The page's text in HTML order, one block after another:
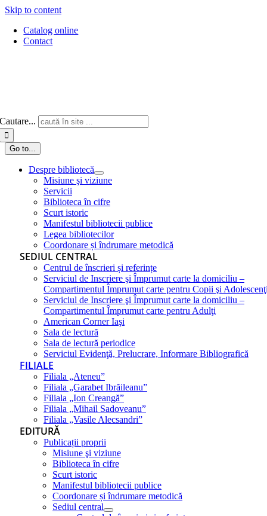
Skip to content
Catalog online
Contact
Cautare...
Go to...
Despre bibliotecă
Misiune şi viziune
Servicii
Biblioteca în cifre
Scurt istoric
Manifestul bibliotecii publice
Legea bibliotecilor
Coordonare și îndrumare metodică
SEDIUL CENTRAL
Centrul de înscrieri și referințe
Serviciul de Inscriere şi Împrumut carte la domiciliu –
Compartimentul Împrumut carte pentru Copii şi
Serviciul de Inscriere şi Împrumut carte la domiciliu –
Compartimentul Împrumut carte pentru Adulţi
American Corner Iaşi
Sala de lectură
Sala de lectură periodice
Serviciul Evidenţă, Prelucrare, Informare Bibliografică
FILIALE
Filiala „Ateneu”
Filiala „Garabet Ibrăileanu”
Filiala „Ion Creangă”
Filiala „Mihail Sadoveanu”
Filiala „Vasile Alecsandri”
EDITURĂ
Publicații proprii
Misiune şi viziune
Biblioteca în cifre
Scurt istoric
Manifestul bibliotecii publice
Coordonare și îndrumare metodică
Sediul central